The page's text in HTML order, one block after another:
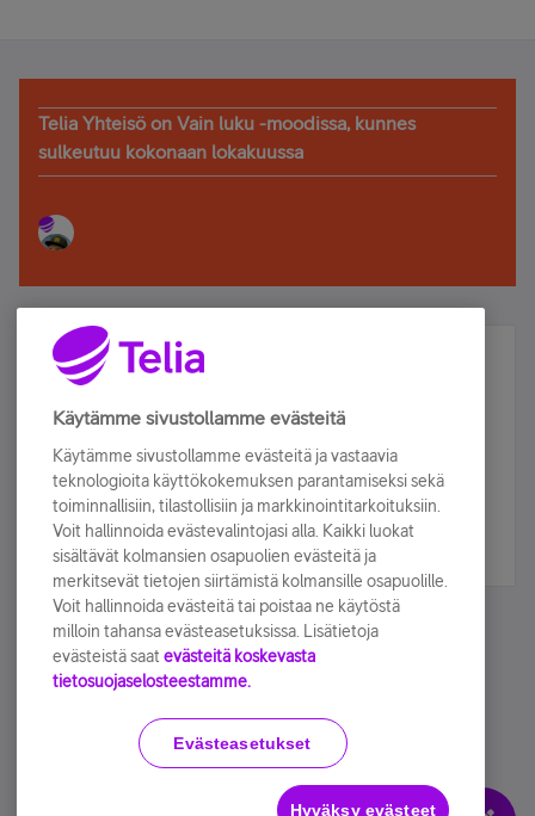
Telia Yhteisö on Vain luku -moodissa, kunnes
sulkeutuu kokonaan lokakuussa
Älä jää paitsi – osallistu ja voita!
Tilaa Telian uutiskirje ja olet mukana arvonnassa.
sähköpostiisi.
Tilaa nyt
Käyttöehdot Accessibility statement
Käytämme sivustollamme evästeitä
Käytämme sivustollamme evästeitä ja vastaavia
teknologioita käyttökokemuksen parantamiseksi sekä
toiminnallisiin, tilastollisiin ja markkinointitarkoituksiin.
Voit hallinnoida evästevalintojasi alla. Kaikki luokat
sisältävät kolmansien osapuolien evästeitä ja
merkitsevät tietojen siirtämistä kolmansille osapuolille.
Voit hallinnoida evästeitä tai poistaa ne käytöstä
milloin tahansa evästeasetuksissa. Lisätietoja
evästeistä saat evästeitä koskevasta
tietosuojaselosteestamme.
Evästeasetukset
Hyväksy evästeet